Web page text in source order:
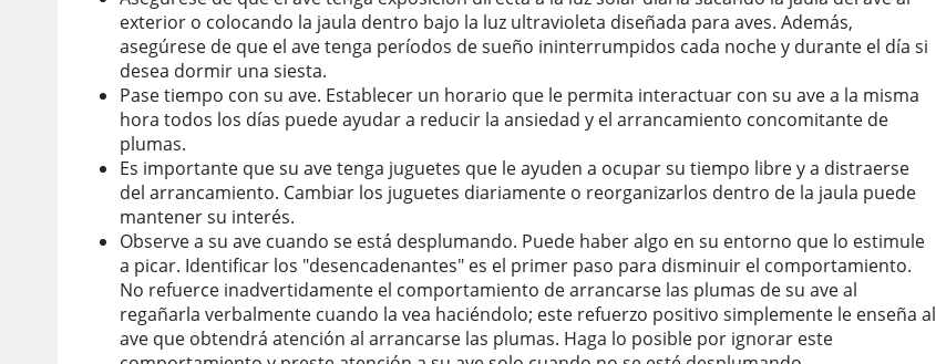
exterior o colocando la jaula dentro bajo la luz ultravioleta diseñada para aves. Además,
asegúrese de que el ave tenga períodos de sueño ininterrumpidos cada noche y durante el día si
desea dormir una siesta.
Pase tiempo con su ave. Establecer un horario que le permita interactuar con su ave a la misma
hora todos los días puede ayudar a reducir la ansiedad y el arrancamiento concomitante de
plumas.
Es importante que su ave tenga juguetes que le ayuden a ocupar su tiempo libre y a distraerse
del arrancamiento. Cambiar los juguetes diariamente o reorganizarlos dentro de la jaula puede
mantener su interés.
Observe a su ave cuando se está desplumando. Puede haber algo en su entorno que lo estimule
a picar. Identificar los "desencadenantes" es el primer paso para disminuir el comportamiento.
No refuerce inadvertidamente el comportamiento de arrancarse las plumas de su ave al
regañarla verbalmente cuando la vea haciéndolo; este refuerzo positivo simplemente le enseña al
ave que obtendrá atención al arrancarse las plumas. Haga lo posible por ignorar este